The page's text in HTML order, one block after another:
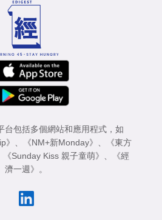
台包括多個網站和應用程式，如
》 、 《NM+新Monday》 、
《東方
《Sunday Kiss 親子童萌》 、
《經
濟一週》 。